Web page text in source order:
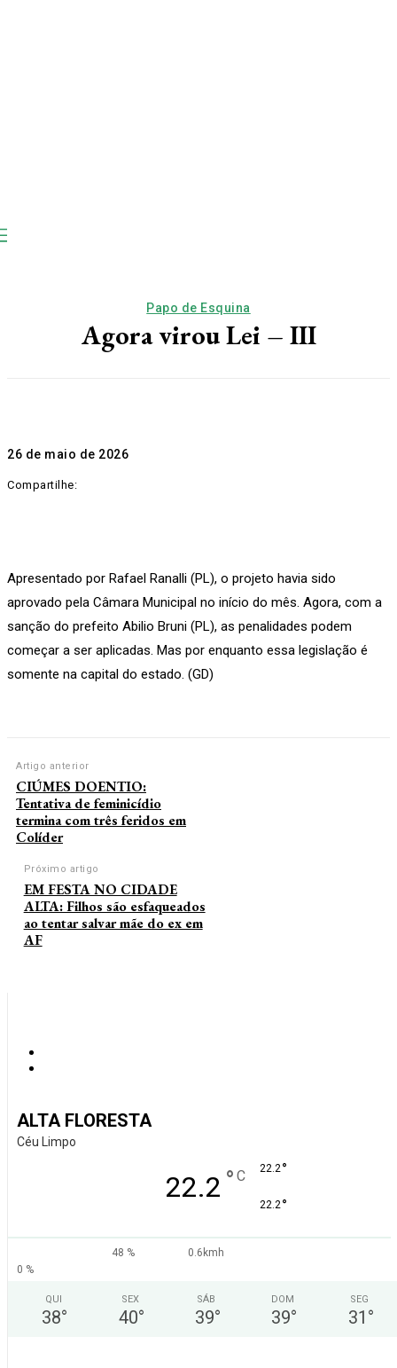
Papo de Esquina
Agora virou Lei – III
26 de maio de 2026
Compartilhe:
Apresentado por Rafael Ranalli (PL), o projeto havia sido
aprovado pela Câmara Municipal no início do mês. Agora, com a
sanção do prefeito Abilio Bruni (PL), as penalidades podem
começar a ser aplicadas. Mas por enquanto essa legislação é
somente na capital do estado. (GD)
Artigo anterior
CIÚMES DOENTIO:
Tentativa de feminicídio
termina com três feridos em
Colíder
Próximo artigo
EM FESTA NO CIDADE
ALTA: Filhos são esfaqueados
ao tentar salvar mãe do ex em
AF
ALTA FLORESTA
Céu Limpo
22.2 ° C 22.2°
22.2°
48 %
0.6kmh
0 %
QUI
38°
SEX
40°
SÁB
39°
DOM
39°
SEG
31 °